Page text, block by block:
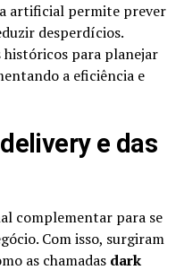
artificial permite prever
desperdícios.
históricos para planejar
a eficiência e
e das
complementar para se
Com isso, surgiram
as chamadas dark